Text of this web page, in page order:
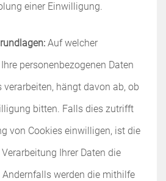
einer Einwilligung.
Auf welcher
personenbezogenen Daten
hängt davon ab, ob
bitten. Falls dies zutrifft
von Cookies einwilligen, ist die
Ihrer Daten die
werden die mithilfe